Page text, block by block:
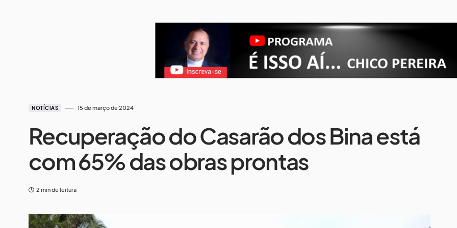
NOTÍCIAS 15 de março de 2024
Recuperação do Casarão dos Bina está
com 65% das obras prontas
2 min de leitura